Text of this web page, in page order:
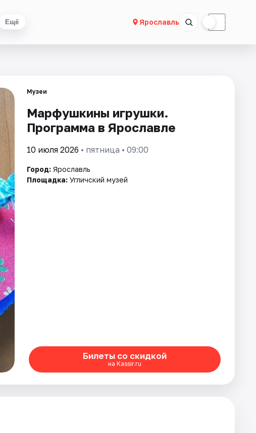
Ещё Ярославль ☾
Музеи
Марфушкины игрушки.
Программа в Ярославле
10 июля 2026 • пятница • 09:00
Город: Ярославль
Площадка: Угличский музей
Билеты со скидкой
на Kassir.ru